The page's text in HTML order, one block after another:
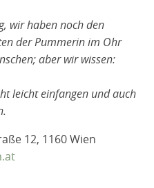
wir haben noch den
der Pummerin im Ohr
aber wir wissen:
leicht einfangen und auch
12, 1160 Wien